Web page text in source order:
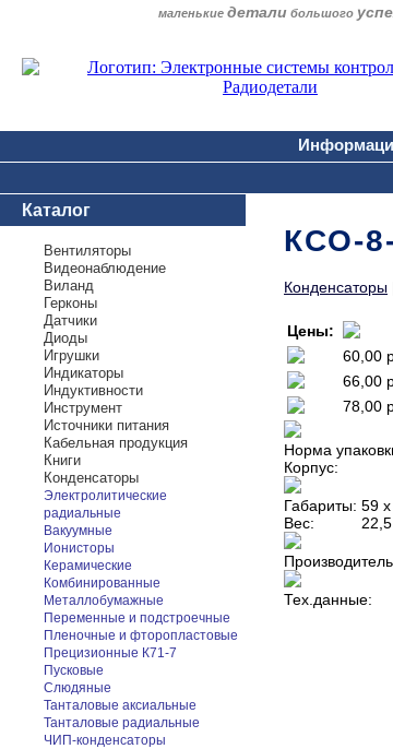
маленькие детали большого
Каталог
Вентиляторы
Видеонаблюдение
Виланд
Герконы
Датчики
Диоды
Игрушки
Индикаторы
Индуктивности
Инструмент
Источники питания
Кабельная продукция
Книги
Конденсаторы
Электролитические
радиальные
Вакуумные
Ионисторы
Керамические
Комбинированные
Металлобумажные
Переменные и подстроечные
Пленочные и фторопластовые
Прецизионные К71-7
Пусковые
Слюдяные
Танталовые аксиальные
Танталовые радиальные
ЧИП-конденсаторы
КСО-
Конденсаторы
Цены:
60,00
66,00
78,00
Норма
Корпус:
Габариты: 59
Вес:
22,5
Тех.данные: